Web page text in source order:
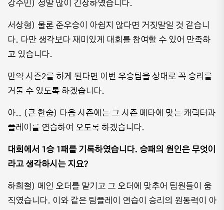
강수민) 정말 많이 긴장하였습니다.
서상형) 물론 준우승이 아쉽지 않다면 거짓말일 것 같습니
다. 다만 생각보다 재미있게 대회를 참여할 수 있어 만족하
고 있습니다.
만약 시즌2를 하게 된다면 이번 우승팀을 상대로 꼭 승리를
거둘 수 있도록 하겠습니다.
아.. (큰 한숨) 다음 시즌에는 그 시즌 메타에 맞는 캐릭터과
플레이를 연습하여 오도록 하겠습니다.
대회에서 1승 1패를 기록하였습니다. 승패의 원인은 무엇이
라고 생각하시는 지요?
하희철) 메인 오더를 맡기고 그 오더에 맞추어 팀원들이 움
직였습니다. 이와 같은 팀플레이 연습이 승리의 원동력이 아